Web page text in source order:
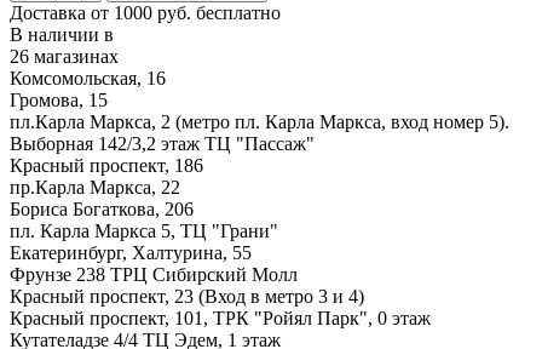
Доставка от 1000 руб. бесплатно
В наличии в
26 магазинах
Комсомольская, 16
Громова, 15
пл.Карла Маркса, 2 (метро пл. Карла Маркса, вход номер 5).
Выборная 142/3,2 этаж ТЦ "Пассаж"
Красный проспект, 186
пр.Карла Маркса, 22
Бориса Богаткова, 206
пл. Карла Маркса 5, ТЦ "Грани"
Екатеринбург, Халтурина, 55
Фрунзе 238 ТРЦ Сибирский Молл
Красный проспект, 23 (Вход в метро 3 и 4)
Красный проспект, 101, ТРК "Ройял Парк", 0 этаж
Кутателадзе 4/4 ТЦ Эдем, 1 этаж